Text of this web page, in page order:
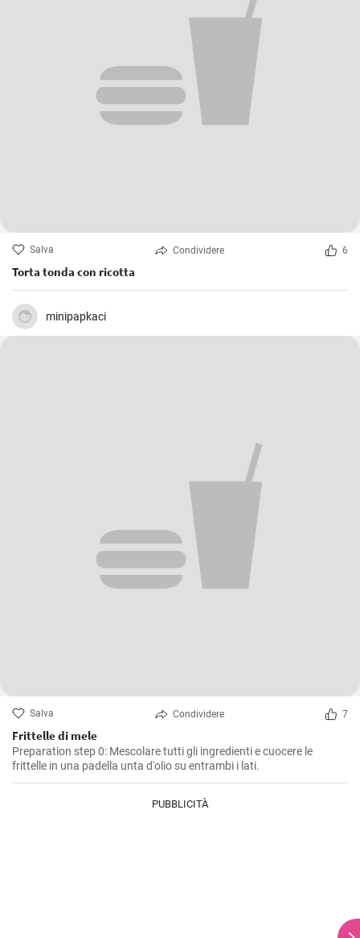
Salva Condividere 6
Torta tonda con ricotta
minipapkaci
Salva Condividere 7
Frittelle di mele
Preparation step 0: Mescolare tutti gli ingredienti e cuocere le
frittelle in una padella unta d'olio su entrambi i lati.
PUBBLICITÀ